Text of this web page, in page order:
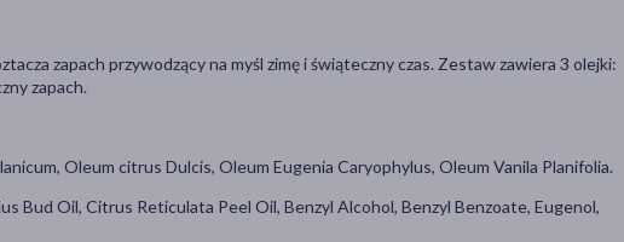
zapach przywodzący na myśl zimę i świąteczny czas. Zestaw zawiera 3 olejki:
zapach.
Oleum citrus Dulcis, Oleum Eugenia Caryophylus, Oleum Vanila Planifolia.
Bud Oil, Citrus Reticulata Peel Oil, Benzyl Alcohol, Benzyl Benzoate, Eugenol,